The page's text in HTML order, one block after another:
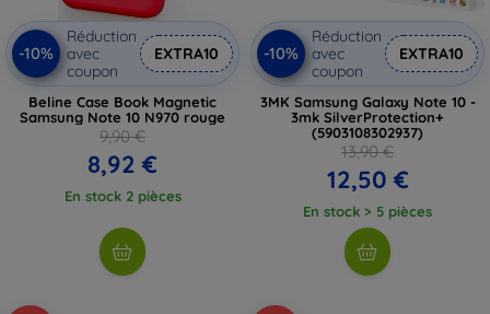
-10%
Réduction
avec
coupon
EXTRA10
Beline Case Book Magnetic
Samsung Note 10 N970 rouge
9,90 €
8,92 €
En stock 2 pièces
-10%
Réduction
avec
coupon
EXTRA10
3MK Samsung Galaxy Note 10 -
3mk SilverProtection+
(5903108302937)
13,90 €
12,50 €
En stock > 5 pièces